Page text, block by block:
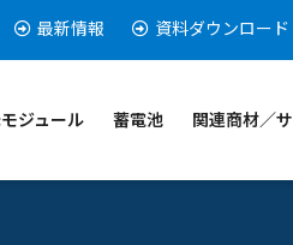
最新情報 資料ダウンロード
ジュール 蓄電池 関連商材／